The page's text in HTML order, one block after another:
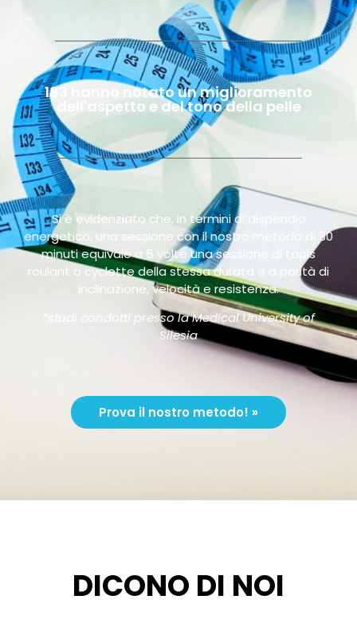
183 hanno notato un miglioramento
dell'aspetto e del tono della pelle
Si è evidenziato che, in termini di dispendio
energetico, una sessione con il nostro metodo di 30
minuti equivale a 5 volte una sessione di tapis
roulant o cyclette della stessa durata e a parità di
inclinazione, velocità e resistenza.
*studi condotti presso la Medical University of
Silesia
Prova il nostro metodo! »
DICONO DI NOI